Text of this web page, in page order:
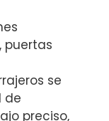
puertas
se
de
preciso,